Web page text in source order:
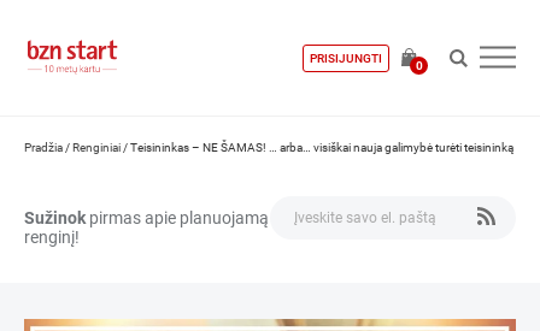
PRISIJUNGTI
0
Pradžia /Renginiai /Teisininkas – NE ŠAMAS! … arba… visiškai nauja galimybė turėti teisininką
Sužinok pirmas apie planuojamą
renginį!